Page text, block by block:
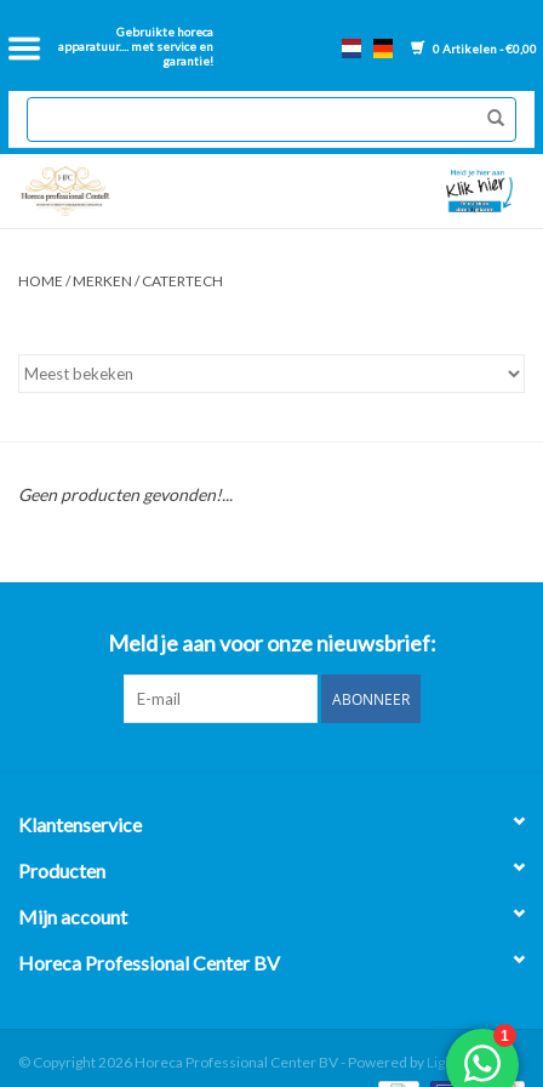
Gebruikte horeca
apparatuur.... met service en
garantie!
0 Artikelen - €0,00
Home
2dehands Horeca
Nieuwe apparatuur
Onderdelen bakwanden
Over ons
HOME /MERKEN /CATERTECH
Geen producten gevonden!...
Meld je aan voor onze nieuwsbrief:
ABONNEER
Klantenservice
Producten
Mijn account
Horeca Professional Center BV
© Copyright 2026 Horeca Professional Center BV - Powered by Lightspeed